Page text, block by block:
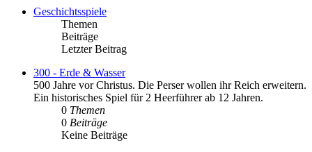
Geschichtsspiele
Themen
Beiträge
Letzter Beitrag
300 - Erde & Wasser
500 Jahre vor Christus. Die Perser wollen ihr Reich erweitern.
Ein historisches Spiel für 2 Heerführer ab 12 Jahren.
0 Themen
0 Beiträge
Keine Beiträge